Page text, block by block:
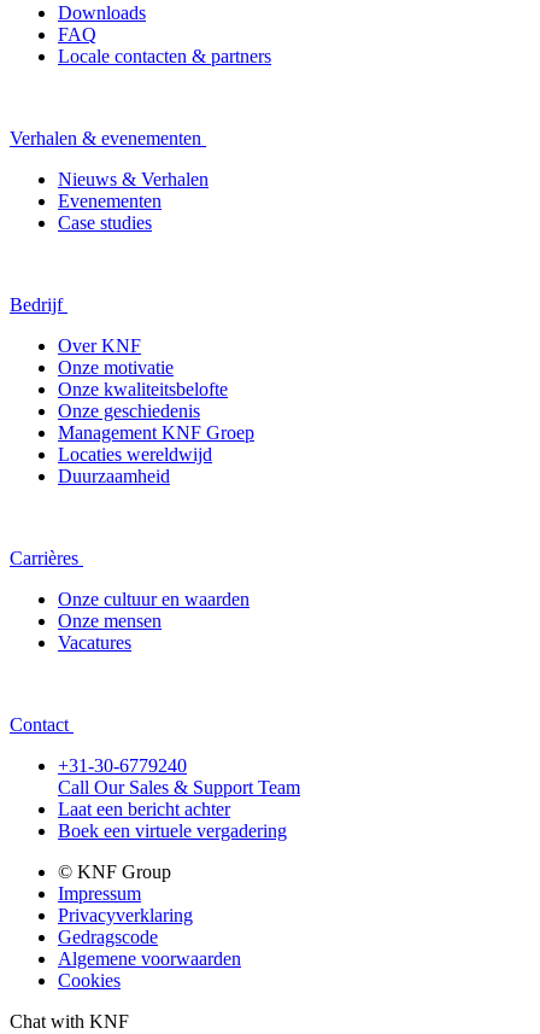
Downloads
FAQ
Locale contacten & partners
Verhalen & evenementen
Nieuws & Verhalen
Evenementen
Case studies
Bedrijf
Over KNF
Onze motivatie
Onze kwaliteitsbelofte
Onze geschiedenis
Management KNF Groep
Locaties wereldwijd
Duurzaamheid
Carrières
Onze cultuur en waarden
Onze mensen
Vacatures
Contact
+31-30-6779240
Call Our Sales & Support Team
Laat een bericht achter
Boek een virtuele vergadering
© KNF Group
Impressum
Privacyverklaring
Gedragscode
Algemene voorwaarden
Cookies
Chat with KNF